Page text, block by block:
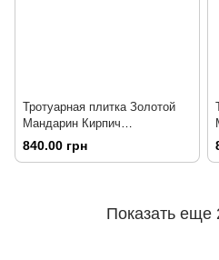
Тротуарная плитка Золотой
Мандарин Кирпич
стандартный 200х100 белый
840.00 грн
Показать еще